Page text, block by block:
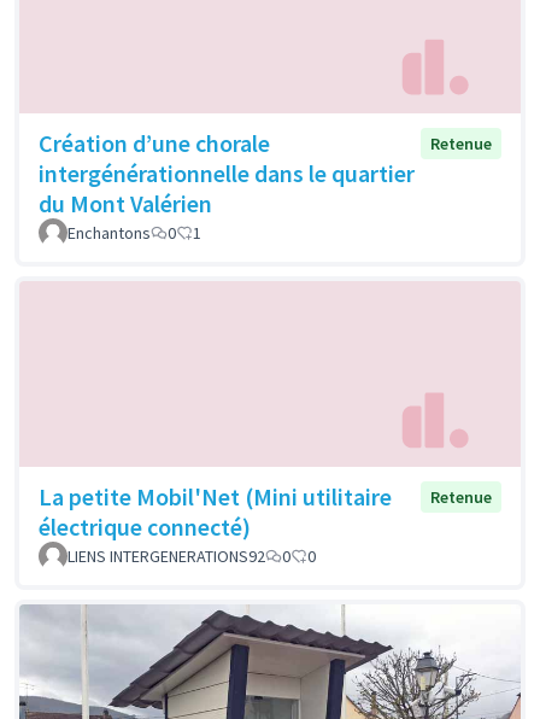
Création d’une chorale
intergénérationnelle dans le quartier
du Mont Valérien
Retenue
Enchantons 0 1
La petite Mobil'Net (Mini utilitaire
électrique connecté)
Retenue
LIENS INTERGENERATIONS92 0 0